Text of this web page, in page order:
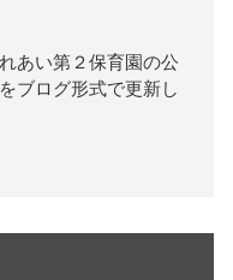
あい第２保育園の公
ブログ形式で更新し